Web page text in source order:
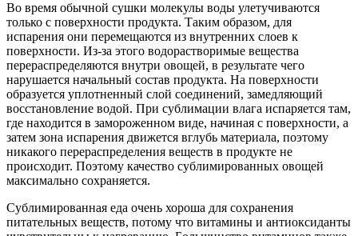
Во время обычной сушки молекулы воды улетучиваются
только с поверхности продукта. Таким образом, для
испарения они перемещаются из внутренних слоев к
поверхности. Из-за этого водорастворимые вещества
перераспределяются внутри овощей, в результате чего
нарушается начальный состав продукта. На поверхности
образуется уплотненный слой соединений, замедляющий
восстановление водой. При сублимации влага испаряется там,
где находится в замороженном виде, начиная с поверхности, а
затем зона испарения движется вглубь материала, поэтому
никакого перераспределения веществ в продукте не
происходит. Поэтому качество сублимированных овощей
максимально сохраняется.
Сублимированная еда очень хороша для сохранения
питательных веществ, потому что витамины и антиоксиданты